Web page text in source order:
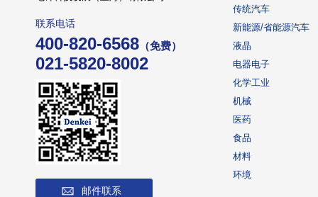
联系电话
400-820-6568 （免费）
021-5820-8002
邮件联系
传统汽车
新能源/省能源汽车
液晶
电器电子
化学工业
机械
医药
食品
材料
环境